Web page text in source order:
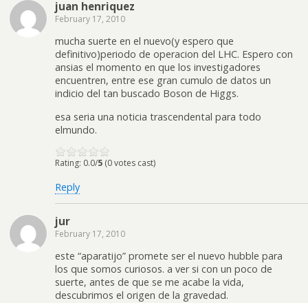
juan henriquez
February 17, 2010
mucha suerte en el nuevo(y espero que
definitivo)periodo de operacion del LHC. Espero con
ansias el momento en que los investigadores
encuentren, entre ese gran cumulo de datos un
indicio del tan buscado Boson de Higgs.
esa seria una noticia trascendental para todo
elmundo.
Rating: 0.0/5 (0 votes cast)
Reply
jur
February 17, 2010
este “aparatijo” promete ser el nuevo hubble para
los que somos curiosos. a ver si con un poco de
suerte, antes de que se me acabe la vida,
descubrimos el origen de la gravedad.